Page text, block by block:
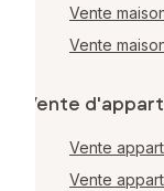
Vente
Vente
Vente
Vente
Vente